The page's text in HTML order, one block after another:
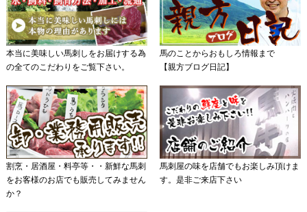
本当に美味しい馬刺しをお届けする為
の全てのこだわりをご覧下さい。
馬のことからおもしろ情報まで
【親方ブログ日記】
割烹・居酒屋・料亭等・・新鮮な馬刺
をお客様のお店でも販売してみません
か？
馬刺屋の味を店舗でもお楽しみ頂けま
す。是非ご来店下さい